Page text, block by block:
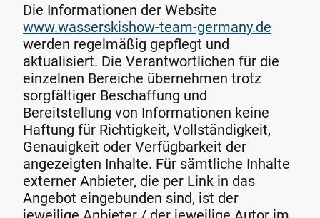
Die Informationen der Website
www.wasserskishow-team-germany.de
werden regelmäßig gepflegt und
aktualisiert. Die Verantwortlichen für die
einzelnen Bereiche übernehmen trotz
sorgfältiger Beschaffung und
Bereitstellung von Informationen keine
Haftung für Richtigkeit, Vollständigkeit,
Genauigkeit oder Verfügbarkeit der
angezeigten Inhalte. Für sämtliche Inhalte
externer Anbieter, die per Link in das
Angebot eingebunden sind, ist der